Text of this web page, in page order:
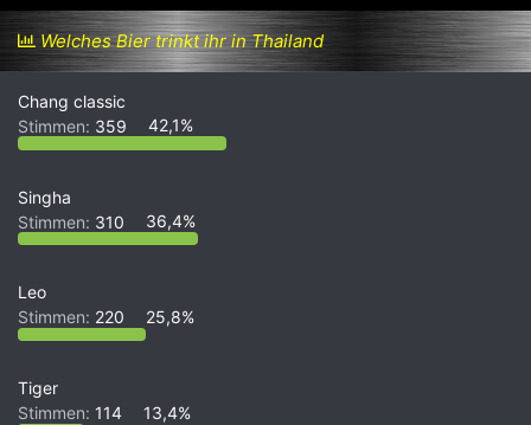
s
t
l
l
e
r
s
t
e
l
l
t
a
Welches Bier trinkt ihr in Thailand
Chang classic
Stimmen: 359 42,1%
Singha
Stimmen: 310 36,4%
Leo
Stimmen: 220 25,8%
Tiger
Stimmen: 114 13,4%